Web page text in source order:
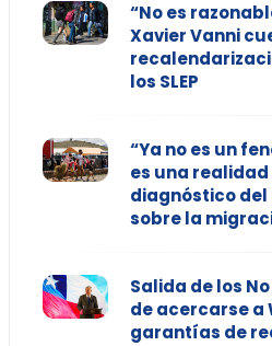
“No es
Xavier Vanni
los SLEP
“Ya no es un
es una
diagnóstico del
sobre la
Salida de los
de acercarse a
garantías de